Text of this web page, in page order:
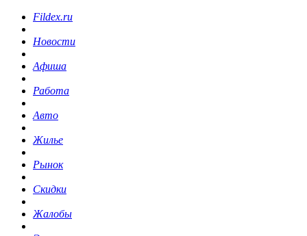
Fildex.ru
Новости
Афиша
Работа
Авто
Жилье
Рынок
Скидки
Жалобы